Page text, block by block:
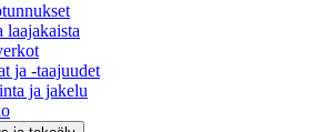
laajakaista
ja -taajuudet
ja jakelu